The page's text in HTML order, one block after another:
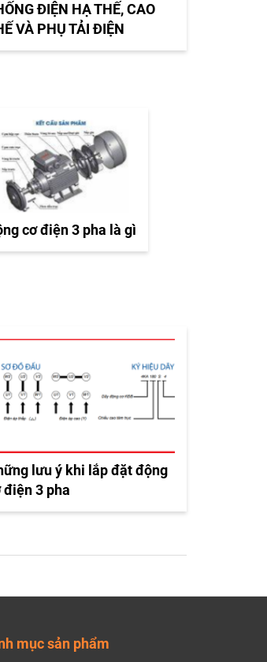
ĐIỆN HẠ THẾ, CAO
VÀ PHỤ TẢI ĐIỆN
cơ điện 3 pha là gì
lưu ý khi lắp đặt động
điện 3 pha
mục sản phẩm